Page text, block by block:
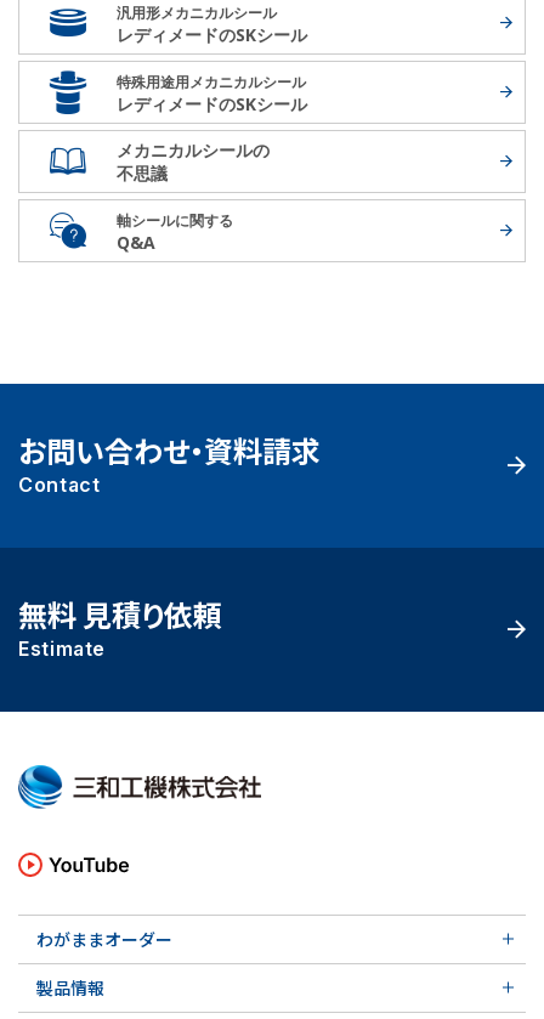
汎用形メカニカルシール
レディメードのSKシール
特殊用途用メカニカルシール
レディメードのSKシール
メカニカルシールの
不思議
軸シールに関する
Q&A
お問い合わせ・資料請求
Contact
無料 見積り依頼
Estimate
わがままオーダー
実例ご紹介
製品情報